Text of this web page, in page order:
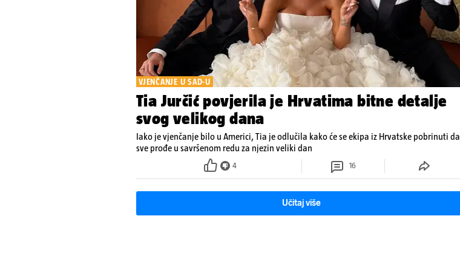
VJENČANJE U SAD-U
Tia Jurčić povjerila je Hrvatima bitne detalje
svog velikog dana
Iako je vjenčanje bilo u Americi, Tia je odlučila kako će se ekipa iz Hrvatske pobrinuti da
sve prođe u savršenom redu za njezin veliki dan
4 16
Učitaj više